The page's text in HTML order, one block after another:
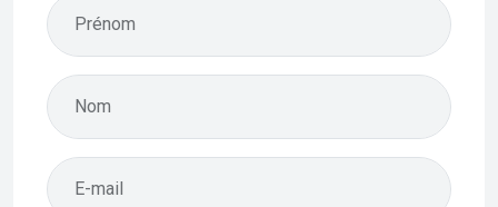
Prénom
Nom
E-mail